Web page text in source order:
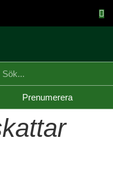
Prenumerera